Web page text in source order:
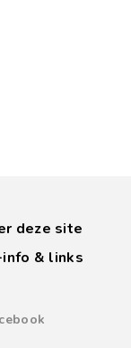
deze site
& links